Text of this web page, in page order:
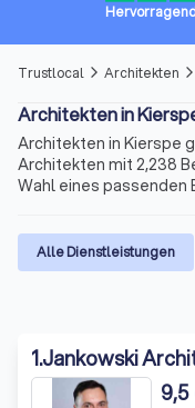
Trustlocal arrow_forward_ios Architekten arrow_forward_ios
Architekten in
Architekten in Kierspe
Architekten mit 2,238
Wahl eines passenden
Alle Dienstleistungen
1.Jankowski
9,5